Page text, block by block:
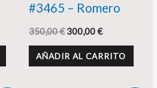
#3465 – Romero
350,00€ 300,00€
AÑADIR AL CARRITO